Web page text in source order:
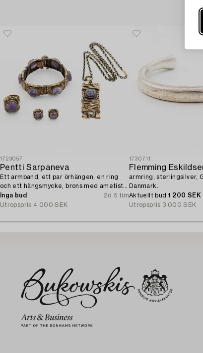
1723057
Pentti Sarpaneva
Ett armband, ett par örhängen, en ring
och ett hängsmycke, brons med ametist,
Finland 1960-tal.
Inga bud
2d 5 tim
Utropspris 4 000 SEK
1730711
Flemming
armring, sterlingsilver,
Danmark.
Aktuellt bud 1 200 SEK
Utropspris 3 000 SEK